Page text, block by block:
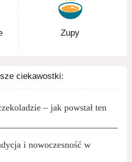
Zupy
ciekawostki:
– jak powstał ten
i nowoczesność w